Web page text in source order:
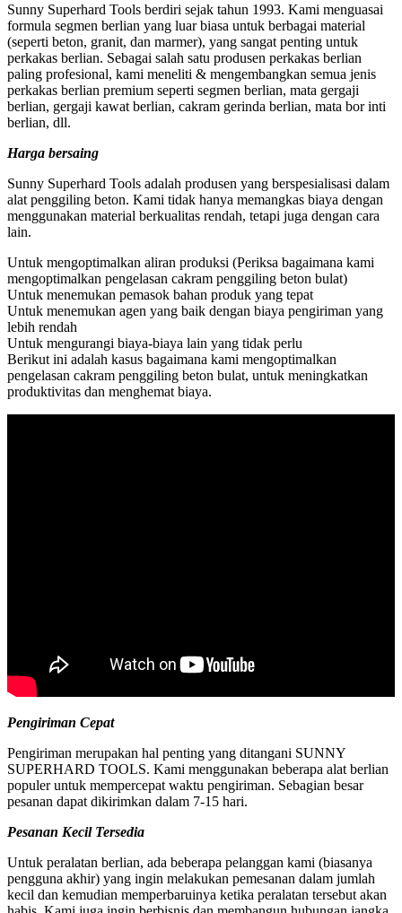
Sunny Superhard Tools berdiri sejak tahun 1993. Kami menguasai
formula segmen berlian yang luar biasa untuk berbagai material
(seperti beton, granit, dan marmer), yang sangat penting untuk
perkakas berlian. Sebagai salah satu produsen perkakas berlian
paling profesional, kami meneliti & mengembangkan semua jenis
perkakas berlian premium seperti segmen berlian, mata gergaji
berlian, gergaji kawat berlian, cakram gerinda berlian, mata bor inti
berlian, dll.
Harga bersaing
Sunny Superhard Tools adalah produsen yang berspesialisasi dalam
alat penggiling beton. Kami tidak hanya memangkas biaya dengan
menggunakan material berkualitas rendah, tetapi juga dengan cara
lain.
Untuk mengoptimalkan aliran produksi (Periksa bagaimana kami
mengoptimalkan pengelasan cakram penggiling beton bulat)
Untuk menemukan pemasok bahan produk yang tepat
Untuk menemukan agen yang baik dengan biaya pengiriman yang
lebih rendah
Untuk mengurangi biaya-biaya lain yang tidak perlu
Berikut ini adalah kasus bagaimana kami mengoptimalkan
pengelasan cakram penggiling beton bulat, untuk meningkatkan
produktivitas dan menghemat biaya.
Pengiriman Cepat
Pengiriman merupakan hal penting yang ditangani SUNNY
SUPERHARD TOOLS. Kami menggunakan beberapa alat berlian
populer untuk mempercepat waktu pengiriman. Sebagian besar
pesanan dapat dikirimkan dalam 7-15 hari.
Pesanan Kecil Tersedia
Untuk peralatan berlian, ada beberapa pelanggan kami (biasanya
pengguna akhir) yang ingin melakukan pemesanan dalam jumlah
kecil dan kemudian memperbaruinya ketika peralatan tersebut akan